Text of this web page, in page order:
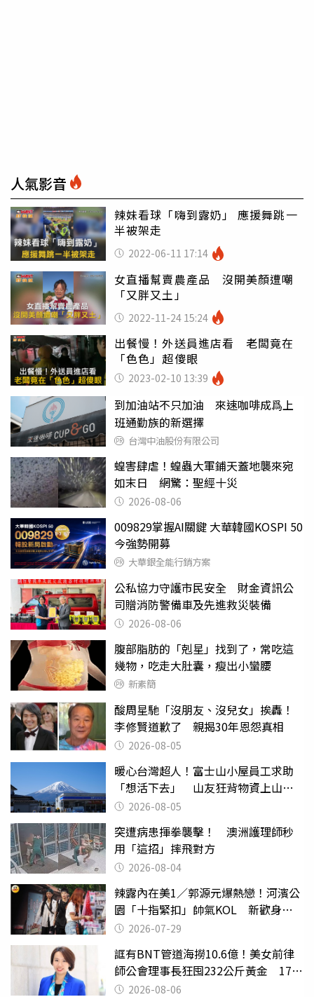
人氣影音
辣妹看球「嗨到露奶」 應援舞跳一
半被架走
2022-06-11 17:14
女直播幫賣農產品 沒開美顏遭嘲
「又胖又土」
2022-11-24 15:24
出餐慢！外送員進店看 老闆竟在
「色色」超傻眼
2023-02-10 13:39
到加油站不只加油 來速咖啡成爲上
班通勤族的新選擇
台灣中油股份有限公司
蝗害肆虐！蝗蟲大軍鋪天蓋地襲來宛
如末日 網驚：聖經十災
2026-08-06
009829掌握AI關鍵 大華韓國KOSPI 50
今強勢開募
大華銀全能行銷方案
公私協力守護市民安全 財金資訊公
司贈消防警備車及先進救災裝備
2026-08-06
腹部脂肪的「剋星」找到了，常吃這
幾物，吃走大肚囊，瘦出小蠻腰
新素簡
酸周星馳「沒朋友、沒兒女」挨轟！
李修賢道歉了 親揭30年恩怨真相
2026-08-05
暖心台灣超人！富士山小屋員工求助
「想活下去」 山友狂背物資上山：
台灣真的是寶島
2026-08-05
突遭病患揮拳襲擊！ 澳洲護理師秒
用「這招」摔飛對方
2026-08-04
辣露內在美1／郭源元爆熱戀！河濱公
園「十指緊扣」帥氣KOL 新歡身份
曝光2026-07-29
誆有BNT管道海撈10.6億！美女前律
師公會理事長狂囤232公斤黃金 17人
遭起訴
2026-08-06